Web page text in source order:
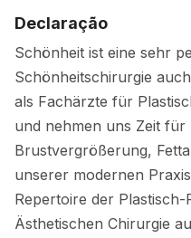
Declaração
Schönheit ist eine sehr
Schönheitschirurgie
als Fachärzte für
und nehmen uns Zeit für
Brustvergrößerung,
unserer modernen
Repertoire der
Ästhetischen Chirurgie